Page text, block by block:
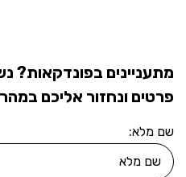
מתעניינים בפונדקאות?
פרטים ונחזור אליכם
שם מלא: